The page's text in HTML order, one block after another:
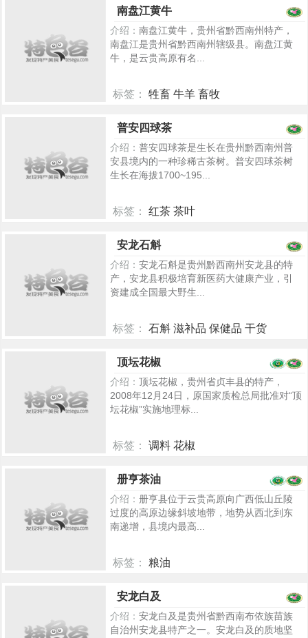
南盘江黄牛
介绍： 南盘江黄牛，贵州省黔西南州特产，
南盘江是贵州省黔西南州辖级县。南盘江黄
牛，是云贵高原有名...
标签： 牲畜 牛羊 畜牧
普安四球茶
介绍： 普安四球茶是生长在贵州黔西南州普
安县境内的一种珍稀古茶树。普安四球茶树
生长在海拔1700~195...
标签： 红茶 茶叶
安龙石斛
介绍： 安龙石斛是贵州黔西南州安龙县的特
产，安龙县积极培育新医药大健康产业，引
资建成全国最大野生...
标签： 石斛 滋补品 保健品 干货
顶坛花椒
介绍： 顶坛花椒，贵州省贞丰县的特产，
2008年12月24日，原国家质检总局批准对“顶
坛花椒”实施地理标...
标签： 调料 花椒
册亨茶油
介绍： 册亨县位于云贵高原向广西低山丘陵
过度的高原边缘斜坡地带，地势从西北到东
南递增，县境内最高...
标签： 粮油
安龙白及
介绍： 安龙白及是贵州省黔西南布依族苗族
自治州安龙县特产之一。安龙白及的质地坚